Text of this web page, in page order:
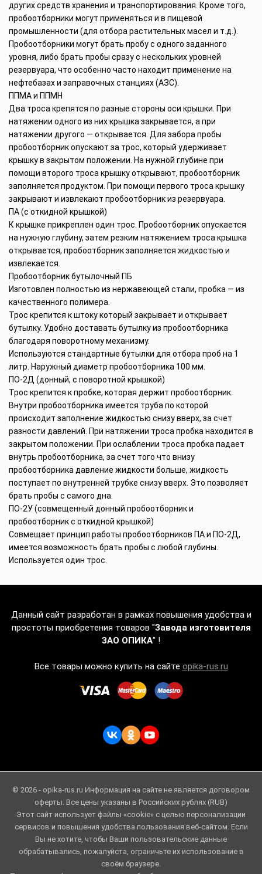
других средств хранения и транспортирования. Кроме того,
пробоотборники могут применяться и в пищевой
промышленности (для отбора растительных масел и т.д.).
Пробоотборники могут брать пробу с одного заданного
уровня, либо брать пробы сразу с нескольких уровней
резервуара, что особенно часто находит применение на
нефтебазах и заправочных станциях (АЗС).
ППМА и ППМН
Два троса крепятся по разные стороны оси крышки. При
натяжении одного из них крышка закрывается, а при
натяжении другого — открывается. Для забора пробы
пробоотборник опускают за трос, который удерживает
крышку в закрытом положении. На нужной глубине при
помощи второго троса крышку открывают, пробоотборник
заполняется продуктом. При помощи первого троса крышку
закрывают и извлекают пробоотборник из резервуара.
ПА (с откидной крышкой)
К крышке прикреплен один трос. Пробоотборник опускается
на нужную глубину, затем резким натяжением троса крышка
открывается, пробоотборник заполняется жидкостью и
извлекается.
Пробоотборник бутылочный ПБ
Изготовлен полностью из нержавеющей стали, пробка — из
качественного полимера.
Трос крепится к штоку который закрывает и открывает
бутылку. Удобно доставать бутылку из пробоотборника
благодаря поворотному механизму.
Используются стандартные бутылки для отбора проб на 1
литр. Наружный диаметр пробоотборника 100 мм.
ПО-2Д (донный, с поворотной крышкой)
Трос крепится к пробке, которая держит пробоотборник.
Внутри пробоотборника имеется труба по которой
происходит заполнение жидкостью снизу вверх, за счет
разности давлений. При натяжении троса пробка находится в
закрытом положении. При ослаблении троса пробка падает
внутрь пробоотборника, за счет того что внизу
пробоотборника давление жидкости больше, жидкость
поступает по внутренней трубке снизу вверх. Это позволяет
брать пробы с самого дна.
ПО-2У (совмещенный донный пробоотборник и
пробоотборник с откидной крышкой)
Совмещает принцип работы пробоотборников ПА и ПО-2Д,
имеется возможность брать пробы с любой глубины.
Используется один трос.
Данный сайт разработан в рамках повышения удобства и
простоты приобретения товаров "Завода изготовителя
ЗАО ОПИКА" !
Все товары можно купить на сайте opika-rus.ru
© 2026 - opika-rus.ru Информация на сайте не является договором
оферты. Все цены указаны в Российских рублях (RUB)
Этот сайт использует файлы «cookie» с целью персонализации
сервисов и повышения удобства пользования веб-сайтом. Если
Вы не хотите, чтобы Ваши пользовательские данные
обрабатывались, пожалуйста, ограничьте их использование в
своём браузере.